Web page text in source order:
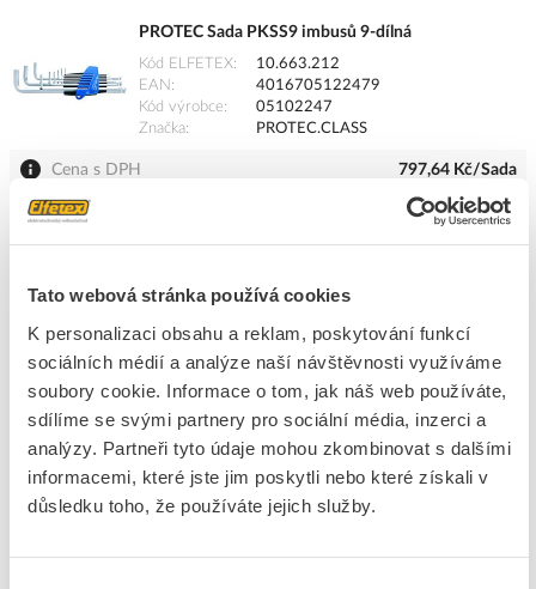
Tato webová stránka používá cookies
K personalizaci obsahu a reklam, poskytování funkcí
sociálních médií a analýze naší návštěvnosti využíváme
soubory cookie. Informace o tom, jak náš web používáte,
sdílíme se svými partnery pro sociální média, inzerci a
analýzy. Partneři tyto údaje mohou zkombinovat s dalšími
informacemi, které jste jim poskytli nebo které získali v
důsledku toho, že používáte jejich služby.
PROTEC Sada PKSS9 imbusů 9-dílná
Kód ELFETEX
10.663.212
EAN
4016705122479
Kód výrobce
05102247
Značka
PROTEC.CLASS
Cena s DPH 797,64 Kč/Sada
do košíku
Přidat k porovnání
65 Sada
PROTEC Sada dvojitých otevřených klíčů 8ks rozměr
6-22mm
EAN
4016705159048
Značka
PROTEC.CLASS